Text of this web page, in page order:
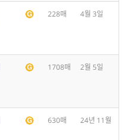
228매 4월 3일
1708매 2월 5일
630매 24년 11월